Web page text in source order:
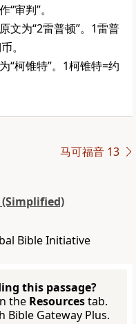
审判”。
为“2雷普顿”。1雷普
。
柯锥特”。1柯锥特=约
马可福音 13
Bible Initiative
this passage?
the Resourcestab.
Bible Gateway Plus.